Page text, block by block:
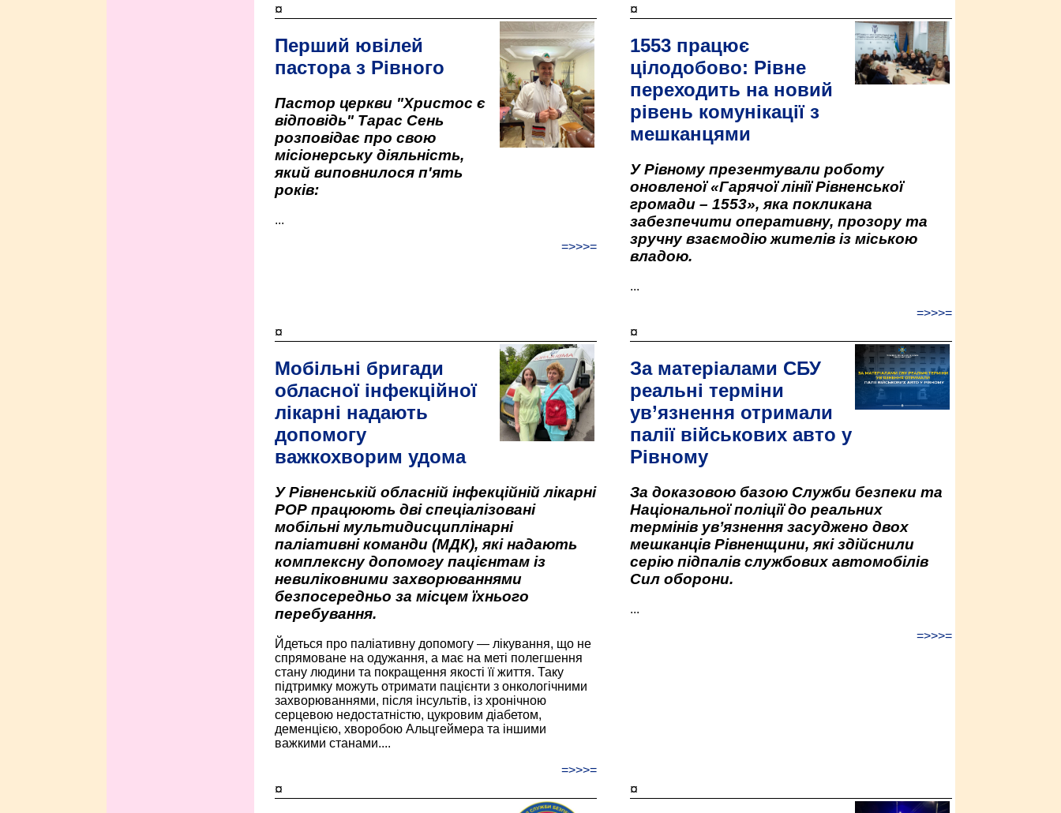
¤
Перший ювілей
пастора з Рівного
Пастор церкви "Христос є
відповідь" Тарас Сень
розповідає про свою
місіонерську діяльність,
який виповнилося п'ять
років:
...
=>>>=
¤
1553 працює
цілодобово: Рівне
переходить на новий
рівень комунікації з
мешканцями
У Рівному презентували роботу
оновленої «Гарячої лінії Рівненської
громади – 1553», яка покликана
забезпечити оперативну, прозору та
зручну взаємодію жителів із міською
владою.
...
=>>>=
¤
Мобільні бригади
обласної інфекційної
лікарні надають
допомогу
важкохворим удома
У Рівненській обласній інфекційній лікарні
РОР працюють дві спеціалізовані
мобільні мультидисциплінарні
паліативні команди (МДК), які надають
комплексну допомогу пацієнтам із
невиліковними захворюваннями
безпосередньо за місцем їхнього
перебування.
Йдеться про паліативну допомогу — лікування, що не
спрямоване на одужання, а має на меті полегшення
стану людини та покращення якості її життя. Таку
підтримку можуть отримати пацієнти з онкологічними
захворюваннями, після інсультів, із хронічною
серцевою недостатністю, цукровим діабетом,
деменцією, хворобою Альцгеймера та іншими
важкими станами....
=>>>=
¤
За матеріалами СБУ
реальні терміни
ув’язнення отримали
палії військових авто у
Рівному
За доказовою базою Служби безпеки та
Національної поліції до реальних
термінів ув’язнення засуджено двох
мешканців Рівненщини, які здійснили
серію підпалів службових автомобілів
Сил оборони.
...
=>>>=
¤ ¤